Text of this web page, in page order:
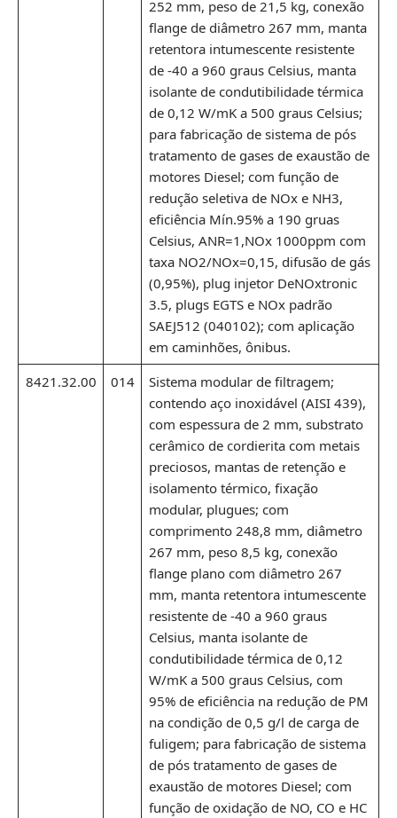
252 mm, peso de 21,5 kg, conexão
flange de diâmetro 267 mm, manta
retentora intumescente resistente
de -40 a 960 graus Celsius, manta
isolante de condutibilidade térmica
de 0,12 W/mK a 500 graus Celsius;
para fabricação de sistema de pós
tratamento de gases de exaustão de
motores Diesel; com função de
redução seletiva de NOx e NH3,
eficiência Mín.95% a 190 gruas
Celsius, ANR=1,NOx 1000ppm com
taxa NO2/NOx=0,15, difusão de gás
(0,95%), plug injetor DeNOxtronic
3.5, plugs EGTS e NOx padrão
SAEJ512 (040102); com aplicação
em caminhões, ônibus.
8421.32.00
014
Sistema modular de filtragem;
contendo aço inoxidável (AISI 439),
com espessura de 2 mm, substrato
cerâmico de cordierita com metais
preciosos, mantas de retenção e
isolamento térmico, fixação
modular, plugues; com
comprimento 248,8 mm, diâmetro
267 mm, peso 8,5 kg, conexão
flange plano com diâmetro 267
mm, manta retentora intumescente
resistente de -40 a 960 graus
Celsius, manta isolante de
condutibilidade térmica de 0,12
W/mK a 500 graus Celsius, com
95% de eficiência na redução de PM
na condição de 0,5 g/l de carga de
fuligem; para fabricação de sistema
de pós tratamento de gases de
exaustão de motores Diesel; com
função de oxidação de NO, CO e HC